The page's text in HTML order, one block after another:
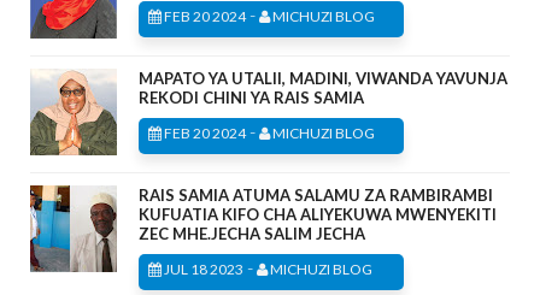
FEB 20 2024- MICHUZI BLOG
MAPATO YA UTALII, MADINI, VIWANDA YAVUNJA
REKODI CHINI YA RAIS SAMIA
FEB 20 2024- MICHUZI BLOG
RAIS SAMIA ATUMA SALAMU ZA RAMBIRAMBI
KUFUATIA KIFO CHA ALIYEKUWA MWENYEKITI
ZEC MHE.JECHA SALIM JECHA
JUL 18 2023 - MICHUZI BLOG